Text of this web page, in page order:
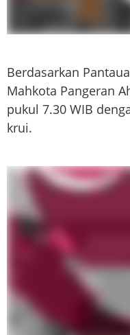
Berdasarkan
Mahkota Pangeran
pukul 7.30 WIB
krui.